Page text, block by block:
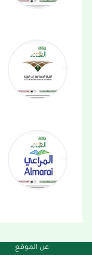
عن الموقع